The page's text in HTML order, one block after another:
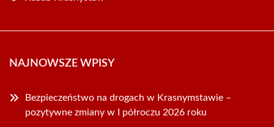
NAJNOWSZE WPISY
Bezpieczeństwo na drogach w Krasnymstawie –
pozytywne zmiany w I półroczu 2026 roku